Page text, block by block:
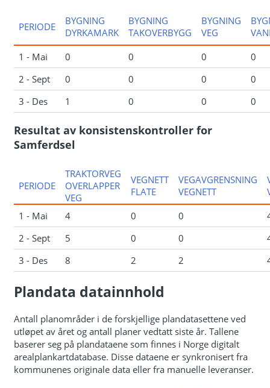
PERIODE
BYGNING
DYRKAMARK
BYGNING
TAKOVERBYGG
BYGNING
VEG
1 - Mai
0 0 0
0
2 - Sept
0 0 0
0
3 - Des
1 0 0 0
Resultat av konsistenskontroller for
Samferdsel
PERIODE
TRAKTORVEG
OVERLAPPER
VEG
VEGNETT
FLATE
VEGAVGRENSNING
VEGNETT
1 - Mai
4 0 0
2 - Sept
5 0 0
3 - Des
8 2 2
Plandata datainnhold
Antall planområder i de forskjellige plandatasettene ved
utløpet av året og antall planer vedtatt siste år. Tallene
baserer seg på plandataene som finnes i Norge digitalt
arealplankartdatabase. Disse dataene er synkronisert fra
kommunenes originale data eller fra manuelle leveranser.